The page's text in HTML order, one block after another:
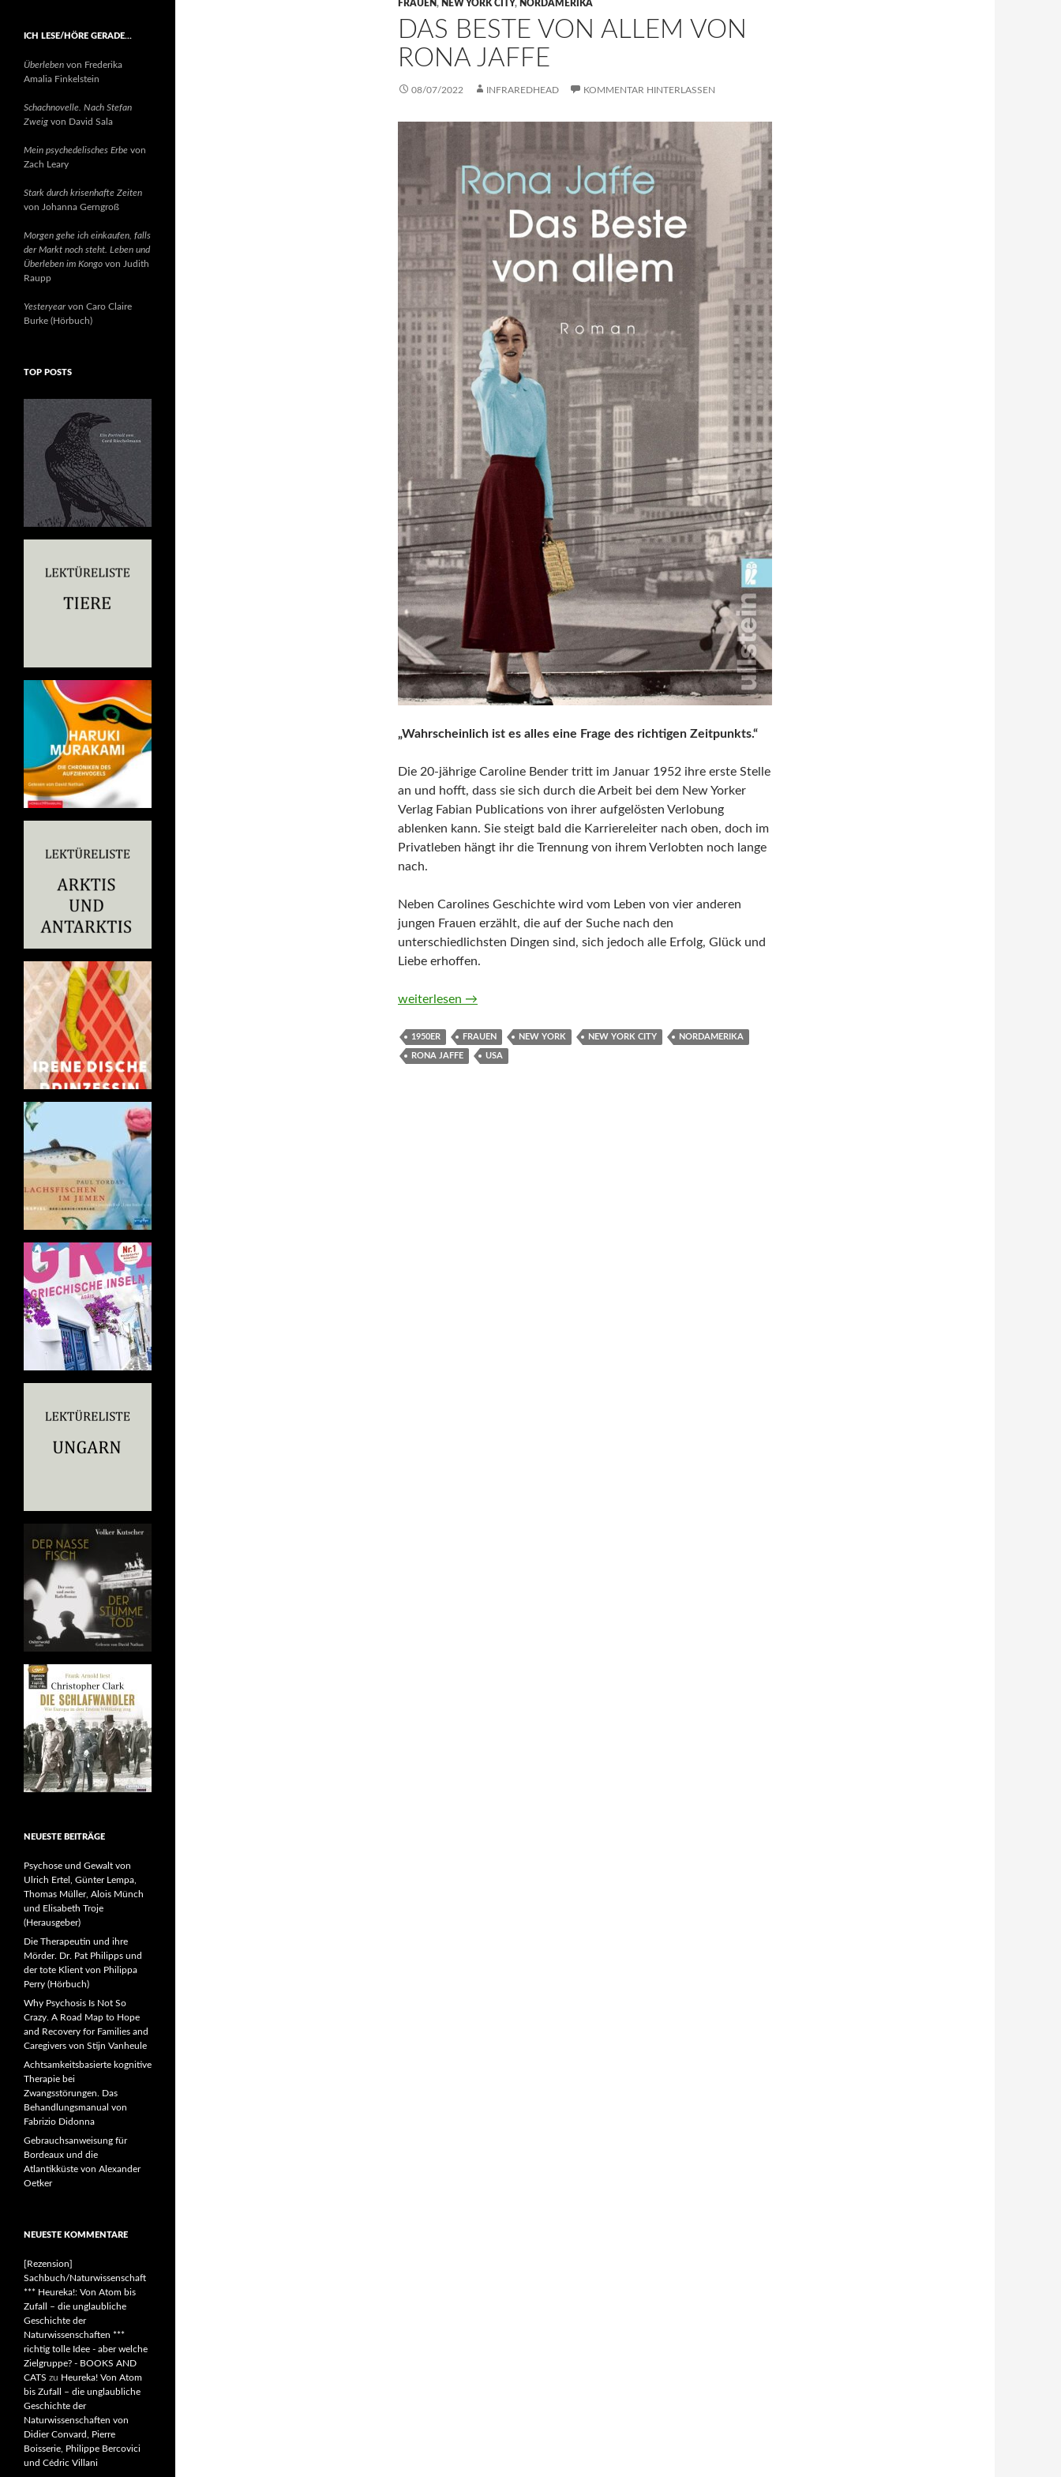
FRAUEN, NEW YORK CITY, NORDAMERIKA
DAS BESTE VON ALLEM VON
RONA JAFFE
08/07/2022 INFRAREDHEAD KOMMENTAR HINTERLASSEN
„Wahrscheinlich ist es alles eine Frage des richtigen Zeitpunkts.“
Die 20-jährige Caroline Bender tritt im Januar 1952 ihre erste Stelle
an und hofft, dass sie sich durch die Arbeit bei dem New Yorker
Verlag Fabian Publications von ihrer aufgelösten Verlobung
ablenken kann. Sie steigt bald die Karriereleiter nach oben, doch im
Privatleben hängt ihr die Trennung von ihrem Verlobten noch lange
nach.
Neben Carolines Geschichte wird vom Leben von vier anderen
jungen Frauen erzählt, die auf der Suche nach den
unterschiedlichsten Dingen sind, sich jedoch alle Erfolg, Glück und
Liebe erhoffen.
Das Beste von allem von Rona Jaffe
weiterlesen →
1950ER FRAUEN NEW YORK NEW YORK CITY NORDAMERIKA
RONA JAFFE USA
ICH LESE/HÖRE GERADE…
Überleben von Frederika
Amalia Finkelstein
Schachnovelle. Nach Stefan
Zweig von David Sala
Mein psychedelisches Erbe von
Zach Leary
Stark durch krisenhafte Zeiten
von Johanna Gerngroß
Morgen gehe ich einkaufen, falls
der Markt noch steht. Leben und
Überleben im Kongo von Judith
Raupp
Yesteryearvon Caro Claire
Burke (Hörbuch)
TOP POSTS
NEUESTE BEITRÄGE
Psychose und Gewalt von
Ulrich Ertel, Günter Lempa,
Thomas Müller, Alois Münch
und Elisabeth Troje
(Herausgeber)
Die Therapeutin und ihre
Mörder. Dr. Pat Philipps und
der tote Klient von Philippa
Perry (Hörbuch)
Why Psychosis Is Not So
Crazy. A Road Map to Hope
and Recovery for Families and
Caregivers von Stijn Vanheule
Achtsamkeitsbasierte kognitive
Therapie bei
Zwangsstörungen. Das
Behandlungsmanual von
Fabrizio Didonna
Gebrauchsanweisung für
Bordeaux und die
Atlantikküste von Alexander
Oetker
NEUESTE KOMMENTARE
[Rezension]
Sachbuch/Naturwissenschaft
*** Heureka!: Von Atom bis
Zufall – die unglaubliche
Geschichte der
Naturwissenschaften ***
richtig tolle Idee - aber welche
Zielgruppe? - BOOKS AND
CATS zu Heureka! Von Atom
bis Zufall – die unglaubliche
Geschichte der
Naturwissenschaften von
Didier Convard, Pierre
Boisserie, Philippe Bercovici
und Cédric Villani